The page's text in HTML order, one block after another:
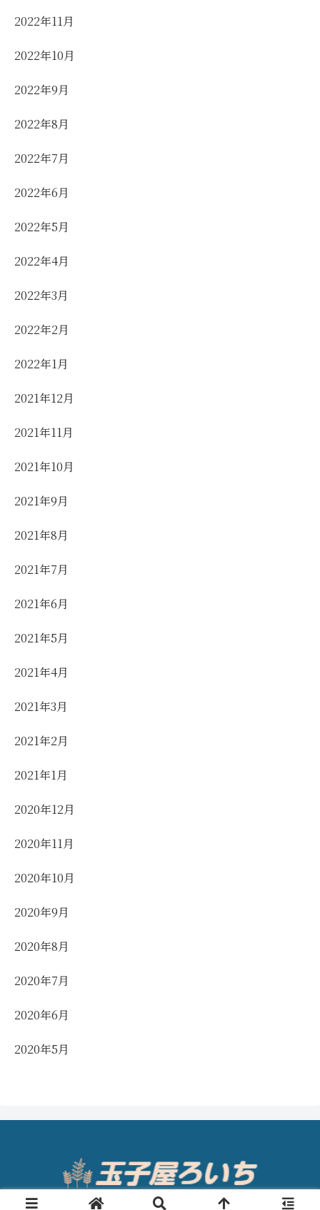
2022年11月
2022年10月
2022年9月
2022年8月
2022年7月
2022年6月
2022年5月
2022年4月
2022年3月
2022年2月
2022年1月
2021年12月
2021年11月
2021年10月
2021年9月
2021年8月
2021年7月
2021年6月
2021年5月
2021年4月
2021年3月
2021年2月
2021年1月
2020年12月
2020年11月
2020年10月
2020年9月
2020年8月
2020年7月
2020年6月
2020年5月
© 2020 玉子屋ろいち.